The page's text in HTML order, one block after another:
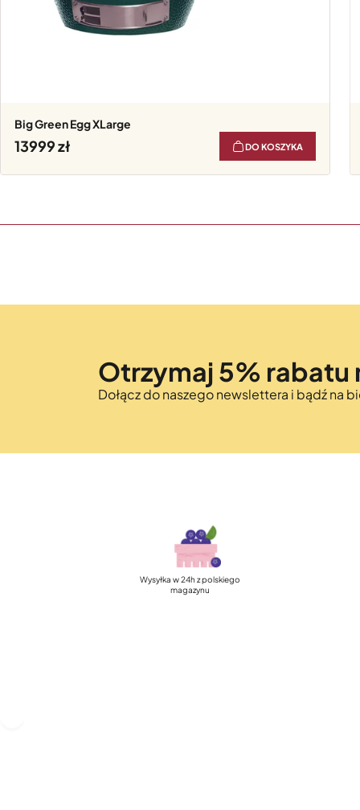
Big Green Egg XLarge
13999 DO KOSZYKA
Otrzymaj 5% rabatu
Dołącz do naszego newslettera i bądź na
Wysyłka w 24h z polskiego
magazynu